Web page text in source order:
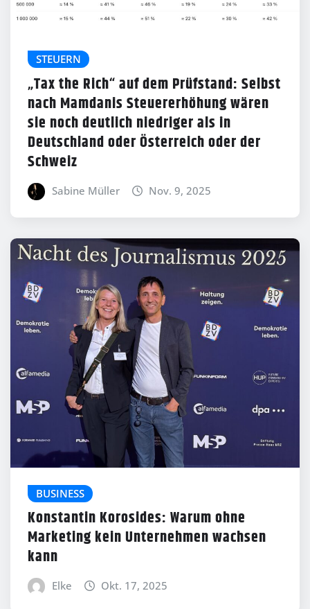
STEUERN
„Tax the Rich“ auf dem Prüfstand: Selbst
nach Mamdanis Steuererhöhung wären
sie noch deutlich niedriger als in
Deutschland oder Österreich oder der
Schweiz
Sabine Müller Nov. 9, 2025
BUSINESS
Konstantin Korosides: Warum ohne
Marketing kein Unternehmen wachsen
kann
Elke Okt. 17, 2025